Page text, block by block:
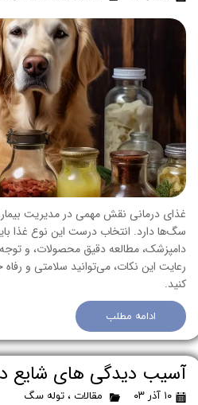
غذای درمانی نقش مهمی در مدیریت
سگ‌ها دارد. انتخاب درست این نوع غذا
دامپزشک، مطالعه دقیق محصولات، و
رعایت این نکات، می‌توانید سلامتی و
کنید.
ادامه مطلب
آسیب‌ دیدگی‌ های شایع
۱۰ آذر ۰۳ مقالات ، توله سگ